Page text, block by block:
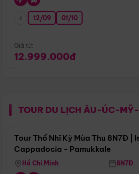
12/09 01/10
Giá từ:
12.999.000đ
TOUR DU LỊCH ÂU-ÚC-
Tour Thổ Nhĩ Kỳ Mùa Thu 8N7Đ |
Cappadocia - Pamukkale
Hồ Chí Minh 8N7Đ